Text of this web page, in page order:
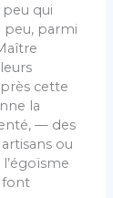
qui
peu, parmi
cette
la
— des
ou
font